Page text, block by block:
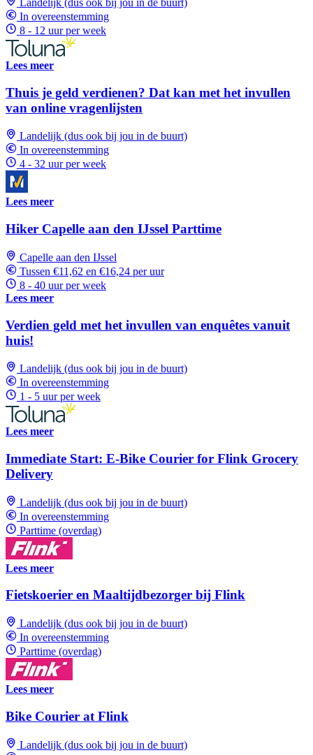
Landelijk (dus ook bij jou in de buurt)
In overeenstemming
8 - 12 uur per week
Lees meer
Thuis je geld verdienen? Dat kan met het invullen
van online vragenlijsten
Landelijk (dus ook bij jou in de buurt)
In overeenstemming
4 - 32 uur per week
Lees meer
Hiker Capelle aan den IJssel Parttime
Capelle aan den IJssel
Tussen €11,62 en €16,24 per uur
8 - 40 uur per week
Lees meer
Verdien geld met het invullen van enquêtes vanuit
huis!
Landelijk (dus ook bij jou in de buurt)
In overeenstemming
1 - 5 uur per week
Lees meer
Immediate Start: E-Bike Courier for Flink Grocery
Delivery
Landelijk (dus ook bij jou in de buurt)
In overeenstemming
Parttime (overdag)
Lees meer
Fietskoerier en Maaltijdbezorger bij Flink
Landelijk (dus ook bij jou in de buurt)
In overeenstemming
Parttime (overdag)
Lees meer
Bike Courier at Flink
Landelijk (dus ook bij jou in de buurt)